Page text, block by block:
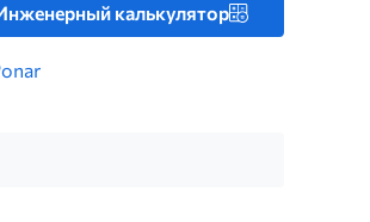
калькулятор